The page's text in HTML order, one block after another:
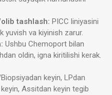
tashlash: PICC liniyasini
va kiyinish zarur.
Ushbu Chemoport bilan
oldin, igna kiritilishi kerak.
keyin, LPdan
Assitdan keyin tegib